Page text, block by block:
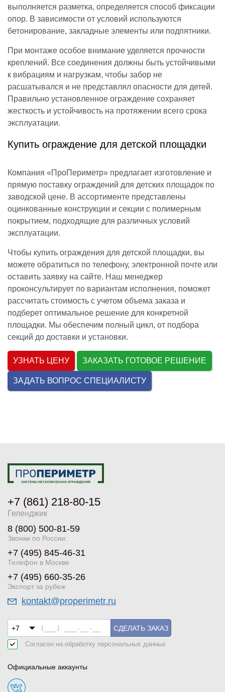
выполняется разметка, определяется способ фиксации
опор. В зависимости от условий используются
бетонирование, закладные элементы или подпятники.
При монтаже особое внимание уделяется прочности
креплений. Все соединения должны быть устойчивыми
к вибрациям и нагрузкам, чтобы забор не
расшатывался и не представлял опасности для детей.
Правильно установленное ограждение сохраняет
жесткость и устойчивость на протяжении всего срока
эксплуатации.
Купить ограждение для детской площадки
Компания «ПроПериметр» предлагает изготовление и
прямую поставку ограждений для детских площадок по
заводской цене. В ассортименте представлены
оцинкованные конструкции и секции с полимерным
покрытием, подходящие для различных условий
эксплуатации.
Чтобы купить ограждения для детской площадки, вы
можете обратиться по телефону, электронной почте или
оставить заявку на сайте. Наш менеджер
проконсультирует по вариантам исполнения, поможет
рассчитать стоимость с учетом объема заказа и
подберет оптимальное решение для конкретной
площадки. Мы обеспечим полный цикл, от подбора
секций до доставки и установки.
УЗНАТЬ ЦЕНУ ЗАКАЗАТЬ ГОТОВОЕ РЕШЕНИЕ
ЗАДАТЬ ВОПРОС СПЕЦИАЛИСТУ
+7 (861) 218-80-15
Геленджик
8 (800) 500-81-59
Звонки по России:
+7 (495) 845-46-31
Телефон в Москве
+7 (495) 660-35-26
Экспорт за рубеж
kontakt@properimetr.ru
СДЕЛАТЬ ЗАКАЗ
Согласен на обработку персональных данных
Официальные аккаунты